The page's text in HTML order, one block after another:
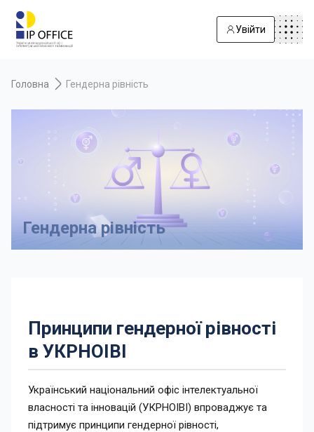
Увійти
Головна Гендерна рівність
Гендерна рівність
Принципи гендерної рівності
в УКРНОІВІ​
Український національний офіс інтелектуальної
власності та інновацій (УКРНОІВІ) впроваджує та
підтримує принципи гендерної рівності,